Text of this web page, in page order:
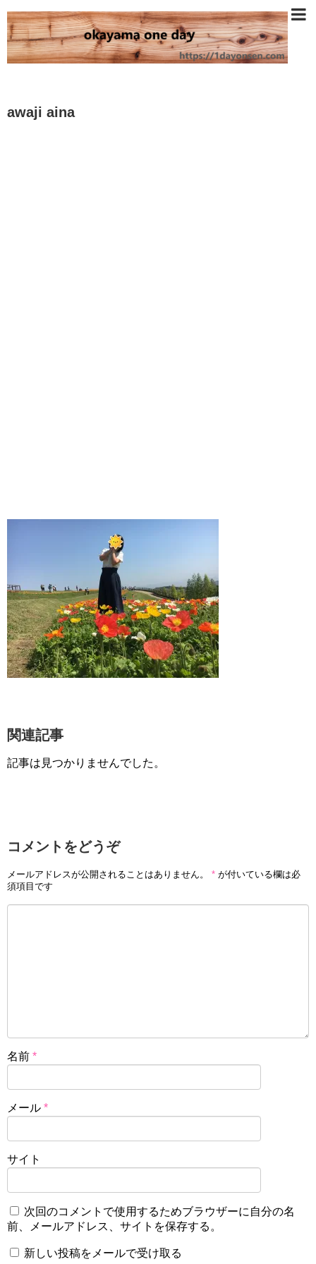
awaji aina
関連記事
記事は見つかりませんでした。
コメントをどうぞ
メールアドレスが公開されることはありません。 * が付いている欄は必
須項目です
名前 *
メール *
サイト
次回のコメントで使用するためブラウザーに自分の名
前、メールアドレス、サイトを保存する。
新しい投稿をメールで受け取る